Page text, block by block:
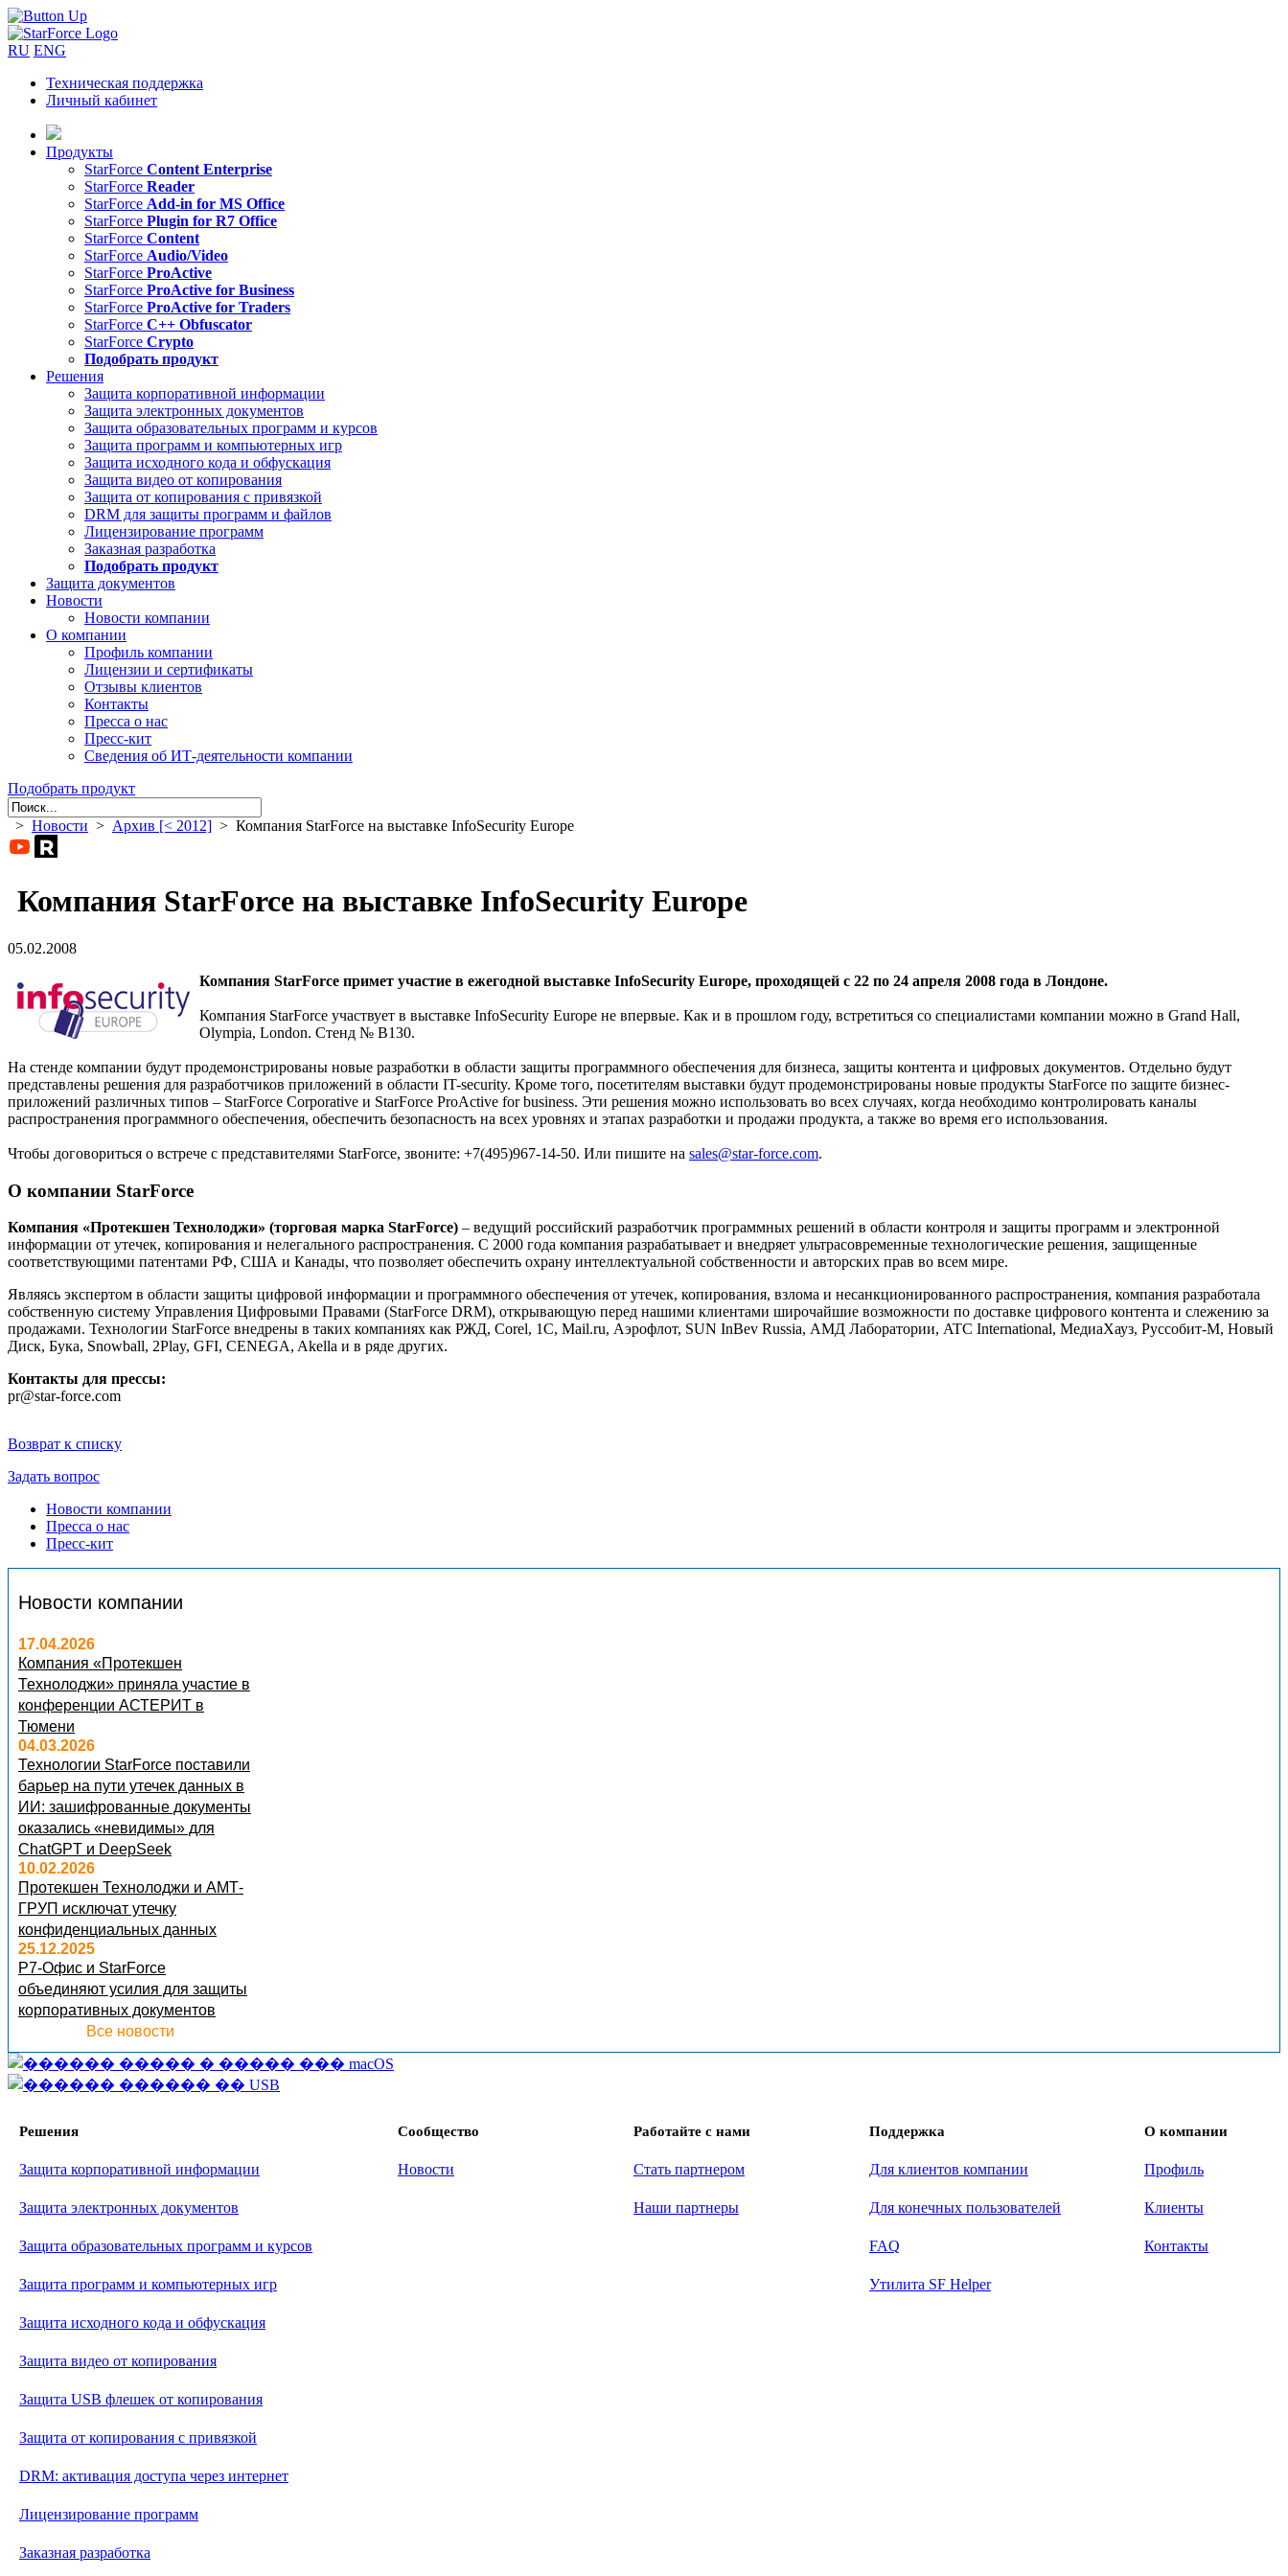
RU ENG
Техническая поддержка
Личный кабинет
Продукты
StarForce Content Enterprise
StarForce Reader
StarForce Add-in for MS Office
StarForce Plugin for R7 Office
StarForce Content
StarForce Audio/Video
StarForce ProActive
StarForce ProActive for Business
StarForce ProActive for Traders
StarForce C++ Obfuscator
StarForce Crypto
Подобрать продукт
Решения
Защита корпоративной информации
Защита электронных документов
Защита образовательных программ и курсов
Защита программ и компьютерных игр
Защита исходного кода и обфускация
Защита видео от копирования
Защита от копирования с привязкой
DRM для защиты программ и файлов
Лицензирование программ
Заказная разработка
Подобрать продукт
Защита документов
Новости
Новости компании
О компании
Профиль компании
Лицензии и сертификаты
Отзывы клиентов
Контакты
Пресса о нас
Пресс-кит
Сведения об ИТ-деятельности компании
Подобрать продукт
> Новости > Архив [< 2012] > Компания StarForce на выставке InfoSecurity Europe
Компания StarForce на выставке InfoSecurity Europe
05.02.2008
Компания StarForce примет участие в ежегодной выставке InfoSecurity Europe, проходящей с 22 по 24 апреля 2008 года в Лондоне.
Компания StarForce участвует в выставке InfoSecurity Europe не впервые. Как и в прошлом году, встретиться со специалистами компании можно в Grand Hall,
Olympia, London. Стенд № B130.
На стенде компании будут продемонстрированы новые разработки в области защиты программного обеспечения для бизнеса, защиты контента и цифровых документов. Отдельно будут
представлены решения для разработчиков приложений в области IT-security. Кроме того, посетителям выставки будут продемонстрированы новые продукты StarForce по защите бизнес-
приложений различных типов – StarForce Corporative и StarForce ProActive for business. Эти решения можно использовать во всех случаях, когда необходимо контролировать каналы
распространения программного обеспечения, обеспечить безопасность на всех уровнях и этапах разработки и продажи продукта, а также во время его использования.
Чтобы договориться о встрече с представителями StarForce, звоните: +7(495)967-14-50. Или пишите на sales@star-force.com.
О компании StarForce
Компания «Протекшен Технолоджи» (торговая марка StarForce) – ведущий российский разработчик программных решений в области контроля и защиты программ и электронной
информации от утечек, копирования и нелегального распространения. С 2000 года компания разрабатывает и внедряет ультрасовременные технологические решения, защищенные
соответствующими патентами РФ, США и Канады, что позволяет обеспечить охрану интеллектуальной собственности и авторских прав во всем мире.
Являясь экспертом в области защиты цифровой информации и программного обеспечения от утечек, копирования, взлома и несанкционированного распространения, компания разработала
собственную систему Управления Цифровыми Правами (StarForce DRM), открывающую перед нашими клиентами широчайшие возможности по доставке цифрового контента и слежению за
продажами. Технологии StarForce внедрены в таких компаниях как РЖД, Corel, 1С, Mail.ru, Аэрофлот, SUN InBev Russia, АМД Лаборатории, ATC International, МедиаХауз, Руссобит-М, Новый
Диск, Бука, Snowball, 2Play, GFI, CENEGA, Akella и в ряде других.
Контакты для прессы:
pr@star-force.com
Возврат к списку
Задать вопрос
Новости компании
Пресса о нас
Пресс-кит
Новости компании
17.04.2026
Компания «Протекшен
Технолоджи» приняла участие в
конференции АСТЕРИТ в
Тюмени
04.03.2026
Технологии StarForce поставили
барьер на пути утечек данных в
ИИ: зашифрованные документы
оказались «невидимы» для
ChatGPT и DeepSeek
10.02.2026
Протекшен Технолоджи и АМТ-
ГРУП исключат утечку
конфиденциальных данных
25.12.2025
Р7-Офис и StarForce
объединяют усилия для защиты
корпоративных документов
Все новости
Решения Сообщество Работайте с нами Поддержка О компании
Защита корпоративной информации Новости Стать партнером Для клиентов компании Профиль
Защита электронных документов Наши партнеры Для конечных пользователей Клиенты
Защита образовательных программ и курсов FAQ Контакты
Защита программ и компьютерных игр Утилита SF Helper
Защита исходного кода и обфускация
Защита видео от копирования
Защита USB флешек от копирования
Защита от копирования с привязкой
DRM: активация доступа через интернет
Лицензирование программ
Заказная разработка